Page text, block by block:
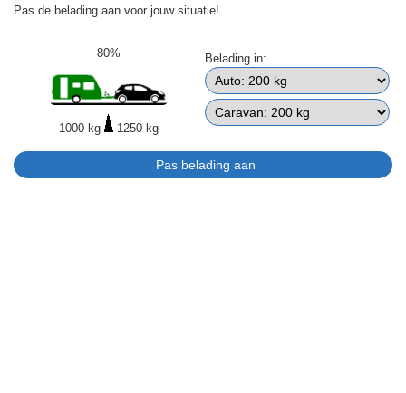
Pas de belading aan voor jouw situatie!
80%
1000 kg 1250 kg
Belading in: